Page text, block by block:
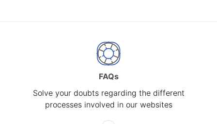
FAQs
Solve your doubts regarding the different
processes involved in our websites